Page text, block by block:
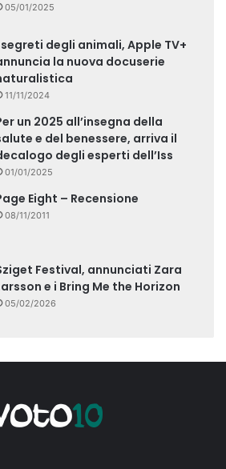
05/01/2025
segreti degli animali, Apple TV+
la nuova docuserie
11/11/2024
un 2025 all’insegna della
e del benessere, arriva il
degli esperti dell’Iss
01/01/2025
Eight – Recensione
08/11/2011
Festival, annunciati Zara
e i Bring Me the Horizon
05/02/2026